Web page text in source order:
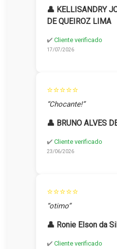
👤 KELLISANDRY
DE QUEIROZ LIMA
✔️ Cliente verificado
17/07/2026
⭐⭐⭐⭐⭐
“Chocante!”
👤 BRUNO ALVES
✔️ Cliente verificado
23/06/2026
⭐⭐⭐⭐⭐
“otimo”
👤 Ronie Elson da
✔️ Cliente verificado